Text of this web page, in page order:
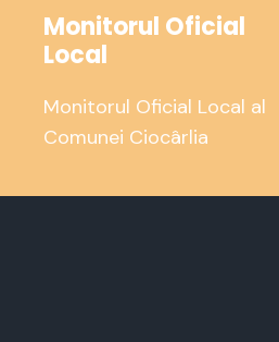
Monitorul Oficial
Local
Monitorul Oficial Local al
Comunei Ciocârlia